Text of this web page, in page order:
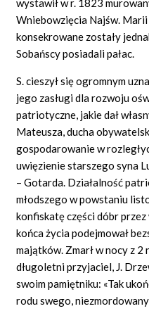
wystawił w r. 1823
Wniebowzięcia Najśw.
konsekrowane zostały
Sobańscy posiadali pałac.
S. cieszył się ogromnym
jego zasługi dla rozwoju
patriotyczne, jakie dał
Mateusza, ducha
gospodarowanie w
uwięzienie starszego syna
– Gotarda. Działalność
młodszego w powstaniu
konfiskatę części dóbr przez
końca życia podejmował
majątków. Zmarł w nocy z
długoletni przyjaciel, J.
swoim pamiętniku: «Tak
rodu swego,